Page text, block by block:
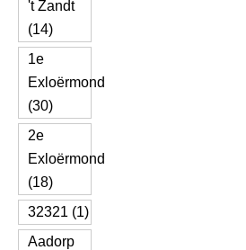
't Zandt
(14)
1e
Exloërmond
(30)
2e
Exloërmond
(18)
32321 (1)
Aadorp